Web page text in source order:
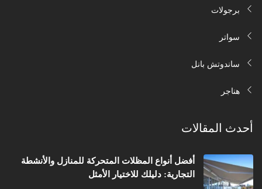
برجولات
سواتر
ساندوتش بانل
هناجر
أحدث المقالات
أفضل أنواع المظلات المتحركة للمنازل والأنشطة
التجارية: دليلك للاختيار الأمثل